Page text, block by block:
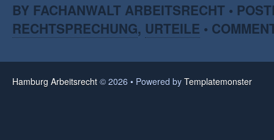
BY FACHANWALT ARBEITSRECHT •
RECHTSPRECHUNG, URTEILE •
Hamburg Arbeitsrecht © 2026 • Powered by Templatemonster